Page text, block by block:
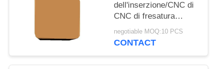
dell'inserzione/CNC di
CNC di fresatura
inserisce la fresatura
veloce di rendimento
negotiable MOQ:10 PCS
CONTACT